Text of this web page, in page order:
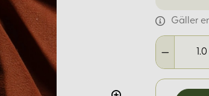
Gäller